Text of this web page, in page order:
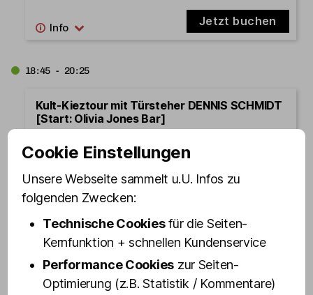
Jetzt buchen
18:45 - 20:25
Kult-Kieztour mit Türsteher DENNIS SCHMIDT
[Start: Olivia Jones Bar]
19:00 - 20:40
Kult-Kieztour mit Drag Queen VANITY TRASH
[Start: Olivia Jones Bar]
Jetzt buchen
Cookie Einstellungen
Unsere Webseite sammelt u.U. Infos zu
folgenden Zwecken:
Technische Cookiesfür die Seiten-
Kernfunktion + schnellen Kundenservice
Performance Cookies zur Seiten-
Optimierung (z.B. Statistik / Kommentare)